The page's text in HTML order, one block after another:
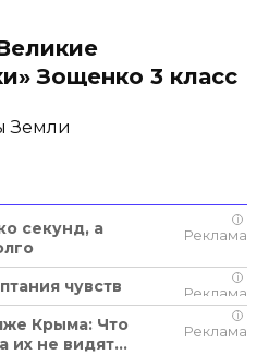
Зощенко 3 класс
Земли
i
секунд, а
i
чувств
i
Крыма: Что
их не видят...